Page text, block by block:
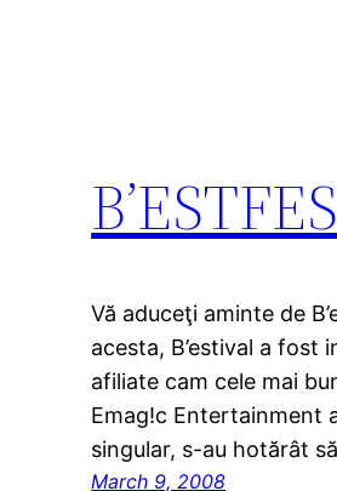
Vă aduceţi aminte de
acesta, B’estival a fost
afiliate cam cele mai
Emag!c Entertainment
singular, s-au hotărât
March 9, 2008